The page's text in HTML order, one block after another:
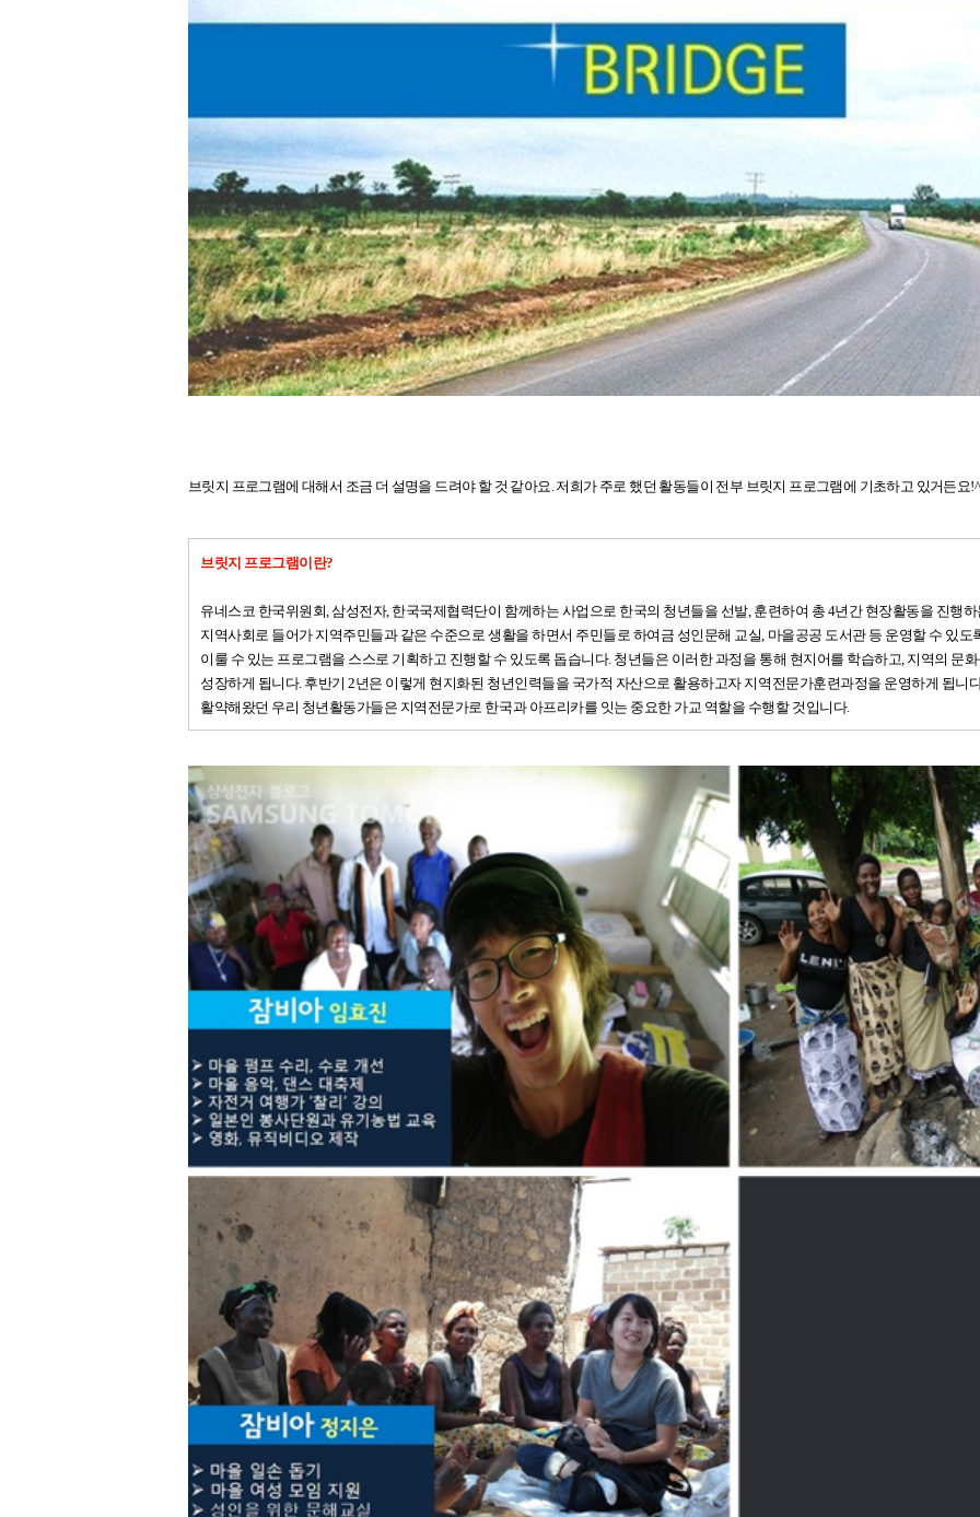
브릿지 프로그램에 대해서 조금 더 설명을 드려야 할 것 같아요. 저희가 주로 했던 활동들이 전부 브릿지 프로그램에 기초하고 있거든요
브릿지 프로그램이란?
유네스코 한국위원회, 삼성전자, 한국국제협력단이 함께하는 사업으로 한국의 청년들을 선발, 훈련하여 총 4년간 현장활동을 진행
지역사회로 들어가 지역주민들과 같은 수준으로 생활을 하면서 주민들로 하여금 성인문해 교실, 마을공공 도서관 등 운영할 수 있
이룰 수 있는 프로그램을 스스로 기획하고 진행할 수 있도록 돕습니다. 청년들은 이러한 과정을 통해 현지어를 학습하고, 지역의 문
성장하게 됩니다. 후반기 2년은 이렇게 현지화된 청년인력들을 국가적 자산으로 활용하고자 지역전문가훈련과정을 운영하게 됩니
활약해왔던 우리 청년활동가들은 지역전문가로 한국과 아프리카를 잇는 중요한 가교 역할을 수행할 것입니다.